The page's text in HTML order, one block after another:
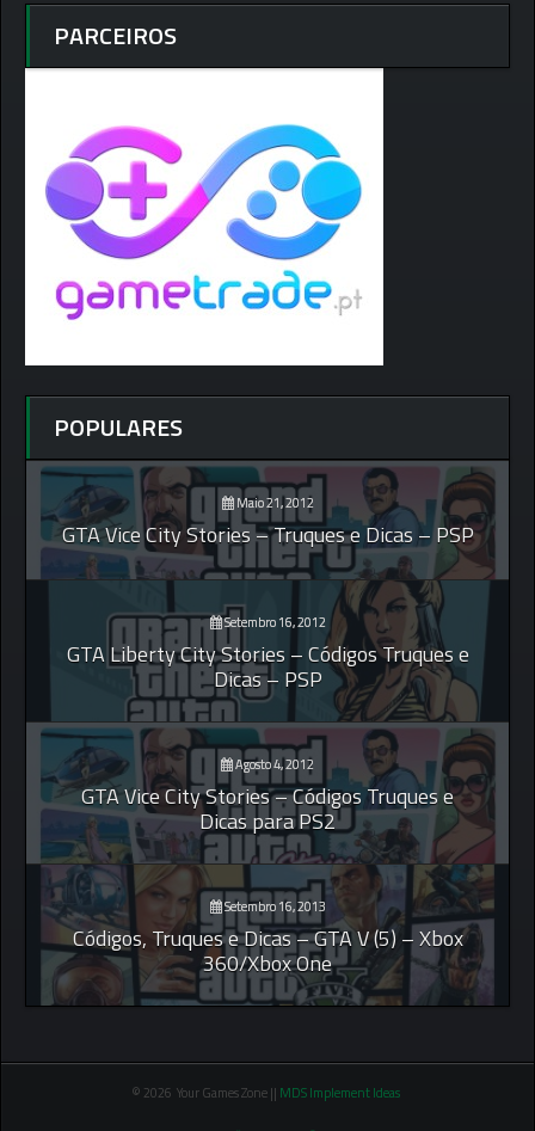
PARCEIROS
POPULARES
Maio 21, 2012
GTA Vice City Stories – Truques e Dicas – PSP
Setembro 16, 2012
GTA Liberty City Stories – Códigos Truques e
Dicas – PSP
Agosto 4, 2012
GTA Vice City Stories – Códigos Truques e
Dicas para PS2
Setembro 16, 2013
Códigos, Truques e Dicas – GTA V (5) – Xbox
360/Xbox One
© 2026 Your Games Zone || MDS Implement Ideas